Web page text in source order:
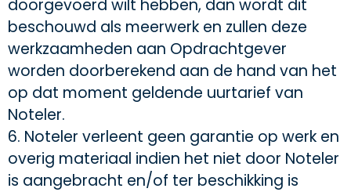
doorgevoerd wilt hebben, dan wordt dit
beschouwd als meerwerk en zullen deze
werkzaamheden aan Opdrachtgever
worden doorberekend aan de hand van het
op dat moment geldende uurtarief van
Noteler.
6. Noteler verleent geen garantie op werk en
overig materiaal indien het niet door Noteler
is aangebracht en/of ter beschikking is